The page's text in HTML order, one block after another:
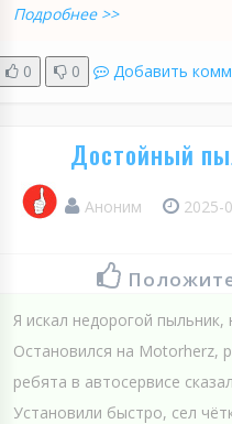
Подробнее >>
0 0 Добавить
Достойный
Аноним 2025-
Я искал недорогой
Остановился на Motorherz,
ребята в автосервисе
Установили быстро, сел